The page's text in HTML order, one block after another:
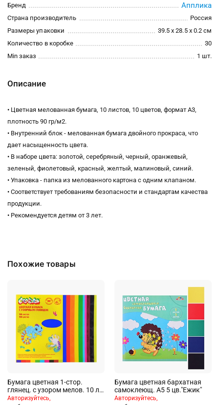
Бренд
Апплика
Страна производитель
Россия
Размеры упаковки
39.5 x 28.5 x 0.2 см
Количество в коробке
30
Min заказ
1 шт.
Описание
• Цветная мелованная бумага, 10 листов, 10 цветов, формат А3,
плотность 90 гр/м2.
• Внутренний блок - мелованная бумага двойного прокраса, что
дает насыщенность цвета.
• В наборе цвета: золотой, серебряный, черный, оранжевый,
зеленый, фиолетовый, красный, желтый, малиновый, синий.
• Упаковка - папка из мелованного картона с одним клапаном.
• Соответствует требованиям безопасности и стандартам качества
продукции.
• Рекомендуется детям от 3 лет.
Похожие товары
Бумага цветная 1-стор.
глянец. с узором мелов. 10 л.
10 цв. 170 г/м2 А4 190х290
Авторизуйтесь,
Бумага цветная бархатная
самоклеющ. А5 5 цв."Ежик"
Авторизуйтесь,